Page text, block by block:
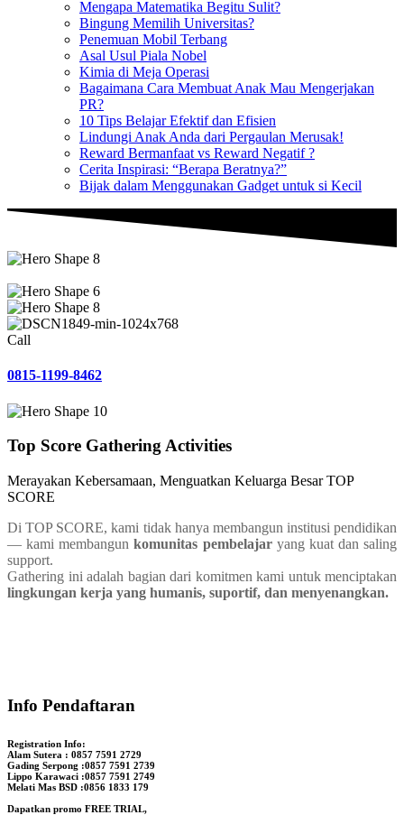
Mengapa Matematika Begitu Sulit?
Bingung Memilih Universitas?
Penemuan Mobil Terbang
Asal Usul Piala Nobel
Kimia di Meja Operasi
Bagaimana Cara Membuat Anak Mau Mengerjakan
PR?
10 Tips Belajar Efektif dan Efisien
Lindungi Anak Anda dari Pergaulan Merusak!
Reward Bermanfaat vs Reward Negatif ?
Cerita Inspirasi: “Berapa Beratnya?”
Bijak dalam Menggunakan Gadget untuk si Kecil
Call
0815-1199-8462
Top Score GatheringActivities
Merayakan Kebersamaan, Menguatkan Keluarga Besar TOP
SCORE
Di TOP SCORE, kami tidak hanya membangun institusi pendidikan
— kami membangunkomunitas pembelajaryang kuat dan saling
support.
Gathering ini adalah bagian dari komitmen kami untuk menciptakan
lingkungan kerja yang humanis, suportif, dan menyenangkan.
Info Pendaftaran
Registration Info:
Alam Sutera : 0857 7591 2729
Gading Serpong :0857 7591 2739
Lippo Karawaci :0857 7591 2749
Melati Mas BSD :0856 1833 179
Dapatkan promo FREE TRIAL,